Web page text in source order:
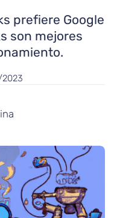
prefiere Google
son mejores